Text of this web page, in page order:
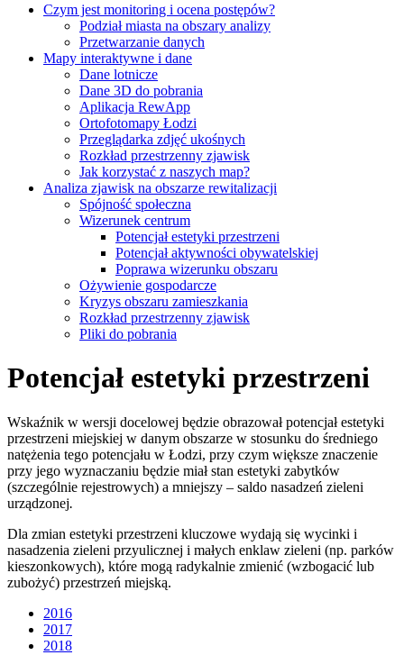
Czym jest monitoring i ocena postępów?
Podział miasta na obszary analizy
Przetwarzanie danych
Mapy interaktywne i dane
Dane lotnicze
Dane 3D do pobrania
Aplikacja RewApp
Ortofotomapy Łodzi
Przeglądarka zdjęć ukośnych
Rozkład przestrzenny zjawisk
Jak korzystać z naszych map?
Analiza zjawisk na obszarze rewitalizacji
Spójność społeczna
Wizerunek centrum
Potencjał estetyki przestrzeni
Potencjał aktywności obywatelskiej
Poprawa wizerunku obszaru
Ożywienie gospodarcze
Kryzys obszaru zamieszkania
Rozkład przestrzenny zjawisk
Pliki do pobrania
Potencjał estetyki przestrzeni
Wskaźnik w wersji docelowej będzie obrazował potencjał estetyki
przestrzeni miejskiej w danym obszarze w stosunku do średniego
natężenia tego potencjału w Łodzi, przy czym większe znaczenie
przy jego wyznaczaniu będzie miał stan estetyki zabytków
(szczególnie rejestrowych) a mniejszy – saldo nasadzeń zieleni
urządzonej.
Dla zmian estetyki przestrzeni kluczowe wydają się wycinki i
nasadzenia zieleni przyulicznej i małych enklaw zieleni (np. parków
kieszonkowych), które mogą radykalnie zmienić (wzbogacić lub
zubożyć) przestrzeń miejską.
2016
2017
2018